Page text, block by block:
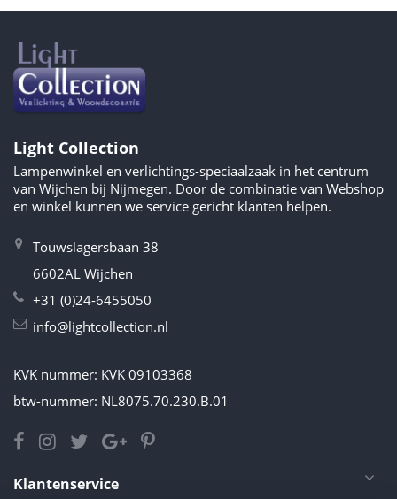
Light Collection
Lampenwinkel en verlichtings-speciaalzaak in het centrum
van Wijchen bij Nijmegen. Door de combinatie van Webshop
en winkel kunnen we service gericht klanten helpen.
Touwslagersbaan 38
6602AL Wijchen
+31 (0)24-6455050
info@lightcollection.nl
KVK nummer: KVK 09103368
btw-nummer: NL8075.70.230.B.01
Klantenservice